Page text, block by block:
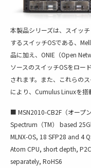
本製品シリーズは、スイッ
するスイッチOSである、
品に加え、ONIE（Open
ソースのスイッチOSをロー
されます。また、これらの
により、Cumulus Linuxを搭
■ MSN2010-CB2F（オープン
Spectrum（TM） based
MLNX-OS, 18 SFP28 and 4
Atom CPU, short depth,
separately, RoHS6